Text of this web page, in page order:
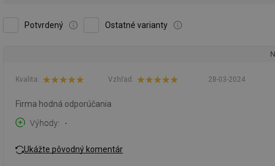
Potvrdený Ostatné varianty
28-03-2024
Kvalita: Vzhľad:
Firma hodná odporúčania
Výhody
-
Ukážte pôvodný komentár